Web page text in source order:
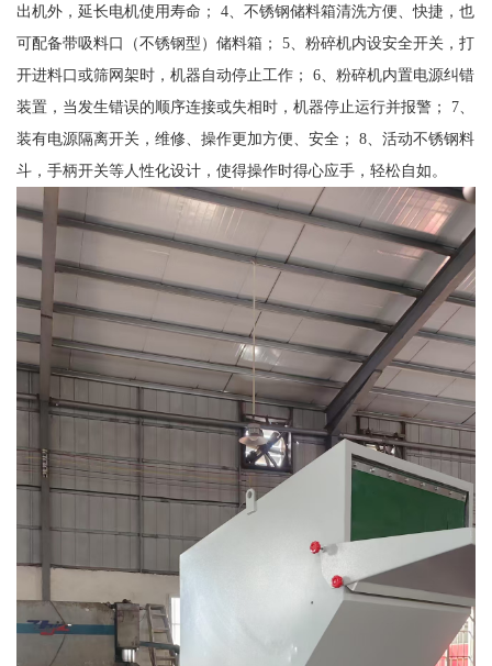
出机外，延长电机使用寿命； 4、不锈钢储料箱清洗方便、快捷，也
可配备带吸料口（不锈钢型）储料箱； 5、粉碎机内设安全开关，打
开进料口或筛网架时，机器自动停止工作； 6、粉碎机内置电源纠错
装置，当发生错误的顺序连接或失相时，机器停止运行并报警； 7、
装有电源隔离开关，维修、操作更加方便、安全； 8、活动不锈钢料
斗，手柄开关等人性化设计，使得操作时得心应手，轻松自如。